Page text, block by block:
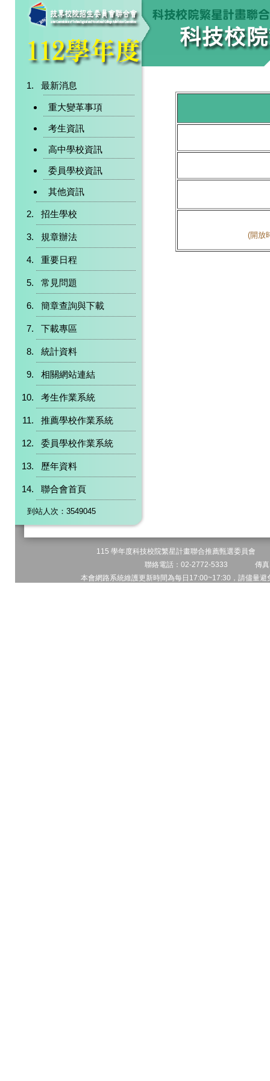
最新消息
重大變革事項
考生資訊
高中學校資訊
委員學校資訊
其他資訊
招生學校
規章辦法
重要日程
常見問題
簡章查詢與下載
下載專區
統計資料
相關網站連結
考生作業系統
推薦學校作業系統
委員學校作業系統
歷年資料
聯合會首頁
到站人次：3549045
(開放
115 學年度科技校院繁星計畫聯合推薦甄選委員會
聯絡電話：02-2772-5333 傳
本會網路系統維護更新時間為每日17:00~17:30，請儘量